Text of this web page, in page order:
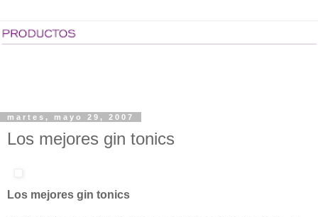
martes, mayo 29, 2007
Los mejores gin tonics
Los mejores gin tonics